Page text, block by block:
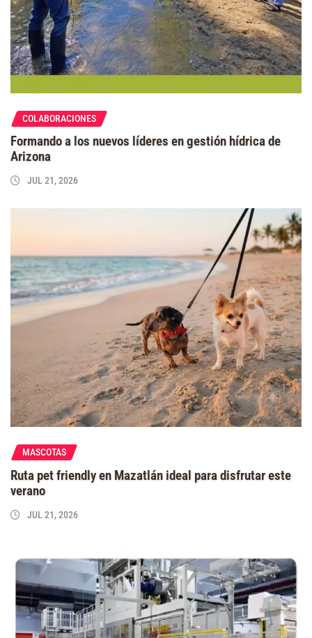
COLABORACIONES
Formando a los nuevos líderes en gestión hídrica de
Arizona
JUL 21, 2026
MASCOTAS
Ruta pet friendly en Mazatlán ideal para disfrutar este
verano
JUL 21, 2026